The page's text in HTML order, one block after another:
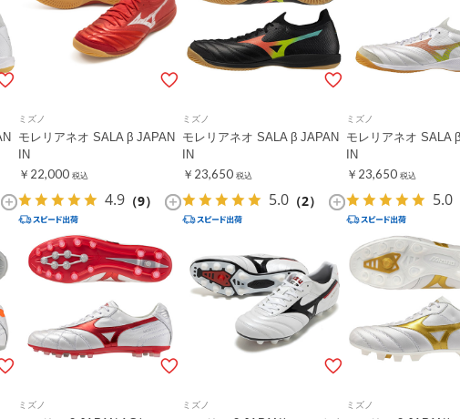
ミズノ
モレリアネオ SALA β JAPAN
IN
￥22,000 税込
4.9 （9）
ミズノ
モレリアネオ SALA β JAPAN
IN
￥23,650 税込
5.0 （2）
ミズノ
モレリアネオ SALA
IN
￥23,650 税込
5.0
ミズノ ミズノ ミズノ